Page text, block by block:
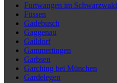
Furtwangen im Schwarzwald
Füssen
Gadebusch
Gaggenau
Gaildorf
Gammertingen
Garbsen
Garching bei München
Gardelegen